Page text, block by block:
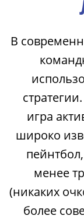
В
игра
широко
менее
(никаких
более